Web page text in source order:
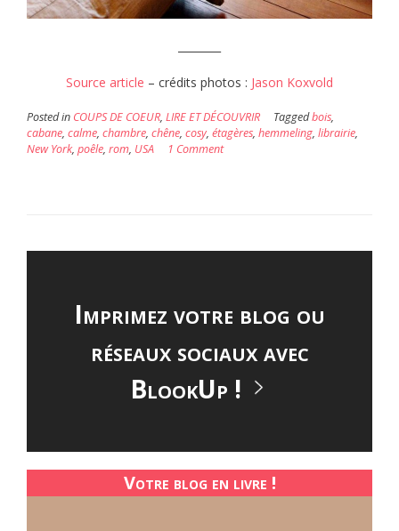
Source article – crédits photos : Jason Koxvold
Posted in COUPS DE COEUR, LIRE ET DÉCOUVRIR Taggedbois,
cabane, calme, chambre, chêne, cosy, étagères, hemmeling, librairie,
New York, poêle, rom, USA 1 Comment
Imprimez votre blog ou
réseaux sociaux avec
BlookUp !
Votre blog en livre !